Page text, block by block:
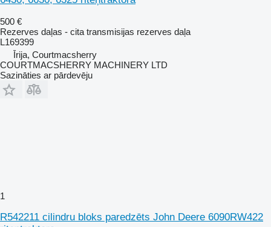
500 €
Rezerves daļas - cita transmisijas rezerves daļa
L169399
Īrija, Courtmacsherry
COURTMACSHERRY MACHINERY LTD
Sazināties ar pārdevēju
1
R542211 cilindru bloks paredzēts John Deere 6090RW422